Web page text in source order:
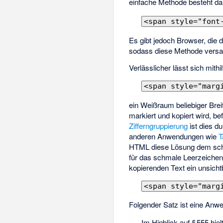
<span style="font-
Es gibt jedoch Browser, die
sodass diese Methode
Verlässlicher lässt sich
<span
einWeißraum beliebiger
markiert und kopiert wird,
Zifferngruppierung ist dies
anderen Anwendungen wie
HTML diese Lösung dem
für das schmale
kopierenden Text ein
<span
Folgender Satz ist eine